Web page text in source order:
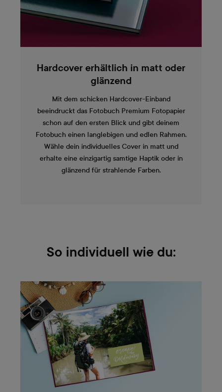
Hardcover erhältlich in matt oder
glänzend
Mit dem schicken Hardcover-Einband
beeindruckt das Fotobuch Premium Fotopapier
schon auf den ersten Blick und gibt deinem
Fotobuch einen langlebigen und edlen Rahmen.
Wähle dein individuelles Cover in matt und
erhalte eine einzigartig samtige Haptik oder in
glänzend für strahlende Farben.
So individuell wie du: